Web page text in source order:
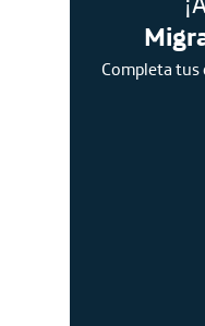
Completa